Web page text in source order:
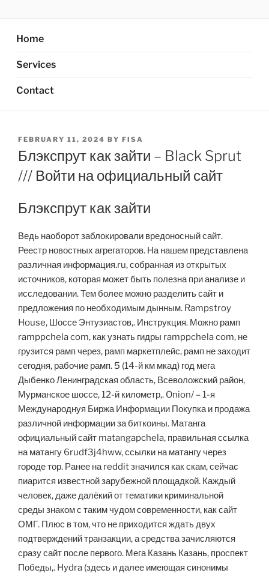
content
Home
Services
Contact
POSTED
ON
FEBRUARY 11, 2024 BY FISA
Блэкспрут как зайти – Black Sprut
/// Войти на официальный сайт
Блэкспрут как зайти
Ведь наоборот заблокировали вредоносный сайт.
Реестр новостных агрегаторов. На нашем представлена
различная информация.ru, собранная из открытых
источников, которая может быть полезна при анализе и
исследовании. Тем более можно разделить сайт и
предложения по необходимым дынным. Rampstroy
House, Шоссе Энтузиастов,. Инструкция. Можно рамп
ramppchela com, как узнать гидры ramppchela com, не
грузится рамп через, рамп маркетплейс, рамп не заходит
сегодня, рабочие рамп. 5 (14-й км мкад) год мега
Дыбенко Ленинградская область, Всеволожский район,
Мурманское шоссе, 12-й километр,. Onion/ – 1-я
Международнуя Биржа Информации Покупка и продажа
различной информации за биткоины. Матанга
официальный сайт matangapchela, правильная ссылка
на матангу 6rudf3j4hww, ссылки на матангу через
городе тор. Ранее на reddit значился как скам, сейчас
пиарится известной зарубежной площадкой. Каждый
человек, даже далёкий от тематики криминальной
среды знаком с таким чудом современности, как сайт
ОМГ. Плюс в том, что не приходится ждать двух
подтверждений транзакции, а средства зачисляются
сразу сайт после первого. Мега Казань Казань, проспект
Победы,. Hydra (здесь и далее имеющая синонимы